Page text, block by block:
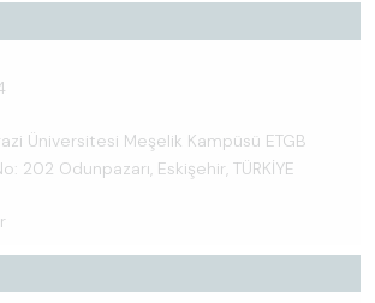
Üniversitesi Meşelik Kampüsü ETGB
202 Odunpazarı, Eskişehir, TÜRKİYE